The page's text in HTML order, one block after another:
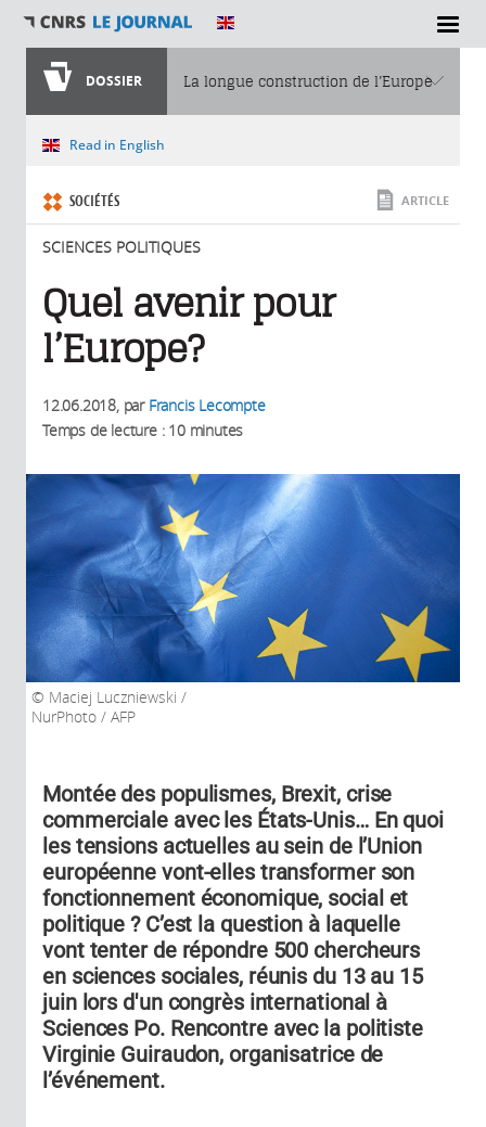
SECTIONS
DOSSIER La longue construction de l’Europe
Vous êtes ici
Read in English
SOCIÉTÉS
SCIENCES POLITIQUES
ARTICLE
Quel avenir pour
l’Europe?
12.06.2018, par Francis Lecompte
Temps de lecture : 10 minutes
Maciej Luczniewski /
NurPhoto / AFP
Montée des populismes, Brexit, crise
commerciale avec les États-Unis… En quoi
les tensions actuelles au sein de l’Union
européenne vont-elles transformer son
fonctionnement économique, social et
politique ? C’est la question à laquelle
vont tenter de répondre 500 chercheurs
en sciences sociales, réunis du 13 au 15
juin lors d'un congrès international à
Sciences Po. Rencontre avec la politiste
Virginie Guiraudon, organisatrice de
l’événement.